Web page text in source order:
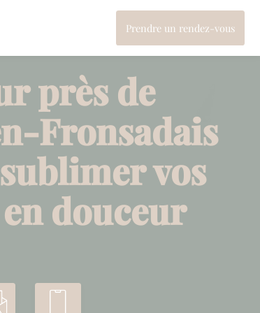
Prendre un rendez-vous
près de
Fronsadais
vos
douceur